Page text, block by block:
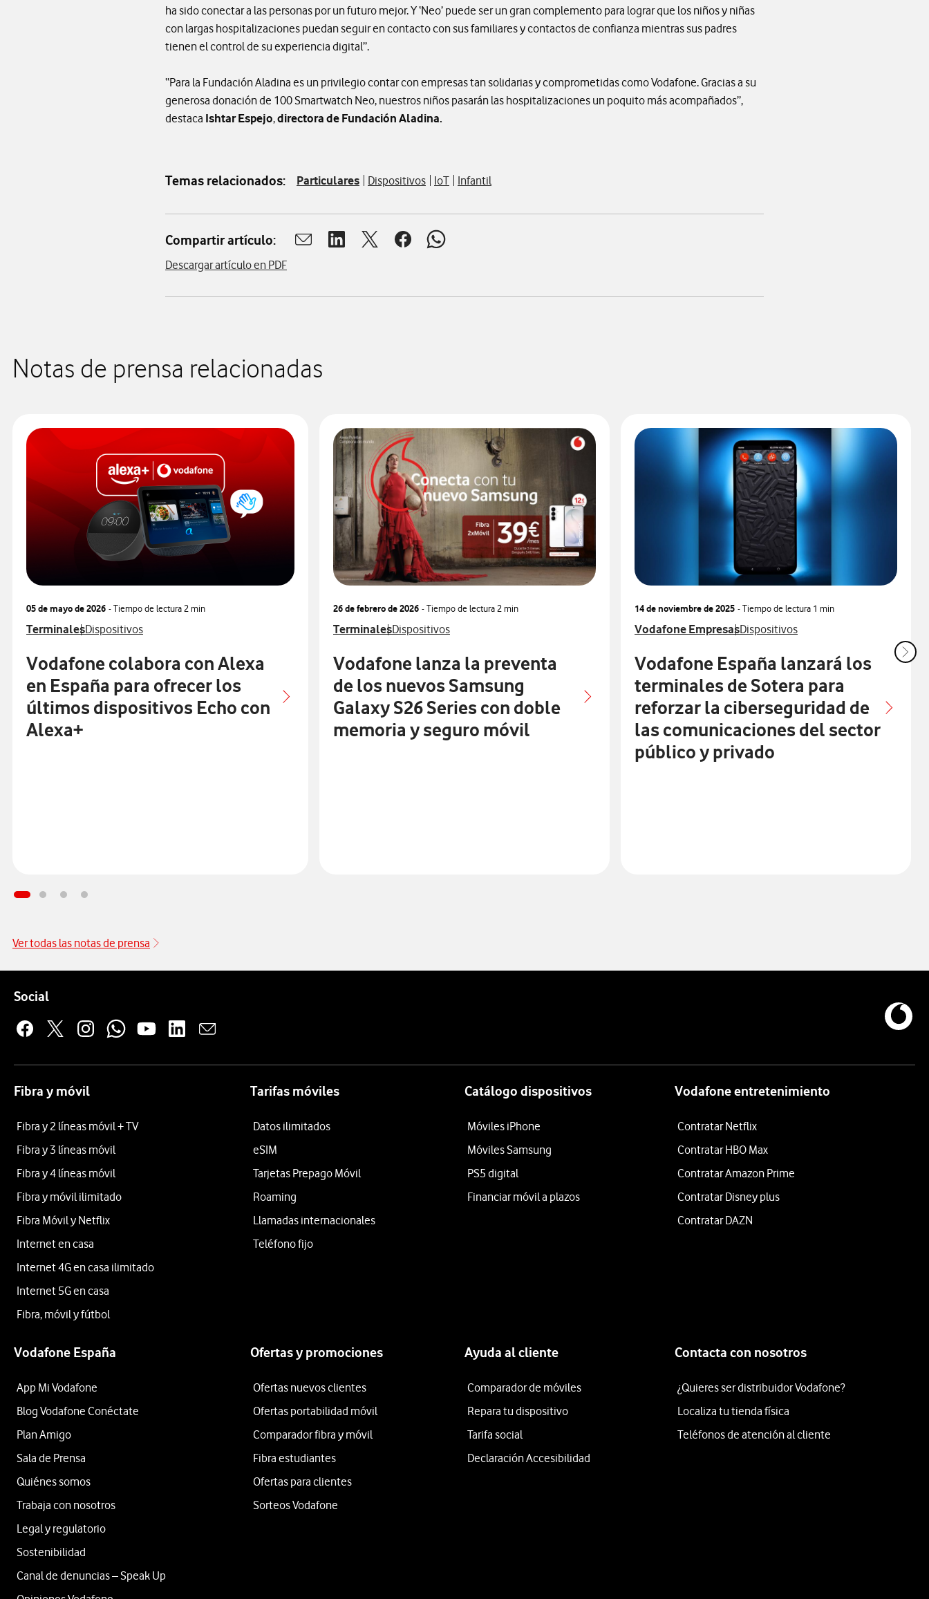
ha sido conectar a las personas por un futuro mejor. Y ‘Neo’ puede ser un gran complemento para lograr que los niños y niñas
con largas hospitalizaciones puedan seguir en contacto con sus familiares y contactos de confianza mientras sus padres
tienen el control de su experiencia digital”.
“Para la Fundación Aladina es un privilegio contar con empresas tan solidarias y comprometidas como Vodafone. Gracias a su
generosa donación de 100 Smartwatch Neo, nuestros niños pasarán las hospitalizaciones un poquito más acompañados”,
destaca Ishtar Espejo,directora de Fundación Aladina.
Temas relacionados: Particulares Dispositivos IoT Infantil
Compartir artículo: Abrir ventana para compartir en mail
Abrir ventana para compartir en linkedin
Abrir ventana para compartir en twitter
Abrir ventana para compartir en facebook
Abrir ventana para compartir en whatsapp
Descargar artículo en PDF
Notas de prensa relacionadas
05 de mayo de 2026 - Tiempo de lectura2 min
Ver más notas de prensa relacionados con
TerminalesVer más notas de prensa relacionados con
Dispositivos
Vodafone colabora con Alexa
en España para ofrecer los
últimos dispositivos Echo con
Alexa+
26 de febrero de 2026 - Tiempo de lectura2 min
Ver más notas de prensa relacionados con
TerminalesVer más notas de prensa relacionados con
Dispositivos
Vodafone lanza la preventa
de los nuevos Samsung
Galaxy S26 Series con doble
memoria y seguro móvil
14 de noviembre de 2025 - Tiempo de lectura 1 min
Ver más notas de prensa relacionados con
Vodafone EmpresasVer más notas de prensa relacionados
Dispositivos
Vodafone España lanzará los
terminales de Sotera para
reforzar la ciberseguridad de
las comunicaciones del sector
público y privado
Ver todas las notas de prensa
SocialEnlaces a las redes sociales de Vodafone
Fibra y móvil
Fibra y 2 líneas móvil + TV
Fibra y 3 líneas móvil
Fibra y 4 líneas móvil
Fibra y móvil ilimitado
Fibra Móvil y Netflix
Internet en casa
Internet 4G en casa ilimitado
Internet 5G en casa
Fibra, móvil y fútbol
Tarifas móviles
Datos ilimitados
eSIM
Tarjetas Prepago Móvil
Roaming
Llamadas internacionales
Teléfono fijo
Catálogo dispositivos
Móviles iPhone
Móviles Samsung
PS5 digital
Financiar móvil a plazos
Vodafone entretenimiento
Contratar Netflix
Contratar HBO Max
Contratar Amazon Prime
Contratar Disney plus
Contratar DAZN
Vodafone España
App Mi Vodafone
Blog Vodafone Conéctate
Plan Amigo
Sala de Prensa
Quiénes somos
Trabaja con nosotros
Legal y regulatorio
Sostenibilidad
Canal de denuncias – Speak Up
Ofertas y promociones
Ofertas nuevos clientes
Ofertas portabilidad móvil
Comparador fibra y móvil
Fibra estudiantes
Ofertas para clientes
Sorteos Vodafone
Ayuda al cliente
Comparador de móviles
Repara tu dispositivo
Tarifa social
Declaración Accesibilidad
Contacta con nosotros
¿Quieres ser distribuidor Vodafone?
Localiza tu tienda física
Teléfonos de atención al cliente